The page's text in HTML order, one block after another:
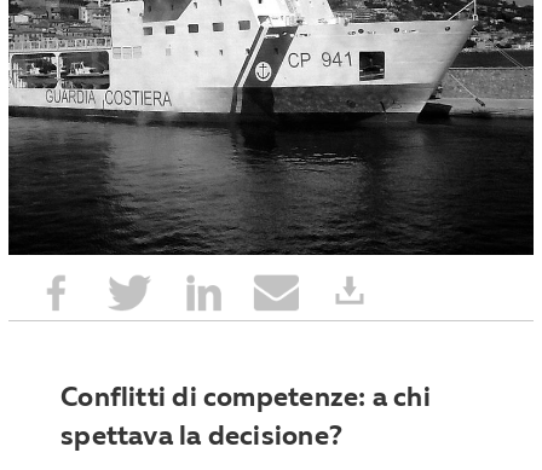
Conflitti di competenze: a chi
spettava la decisione?